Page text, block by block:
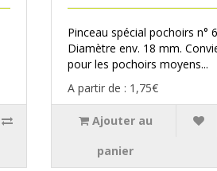
Pinceau spécial pochoirs n°
Diamètre env. 18 mm.
pour les pochoirs moyens...
A partir de : 1,75€
Ajouter au
panier